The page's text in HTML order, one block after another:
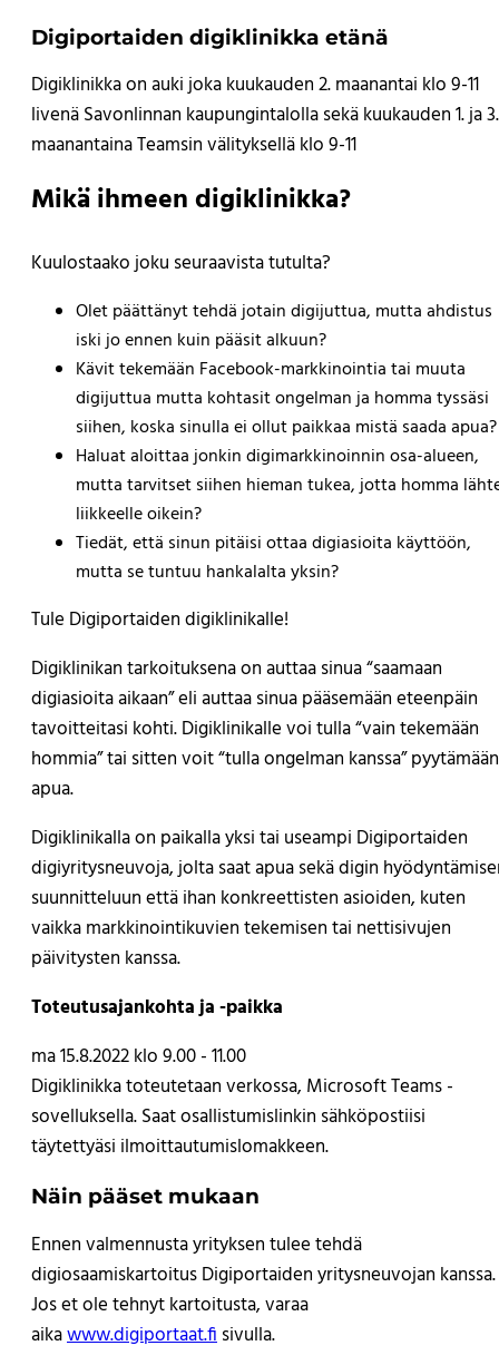
Digiportaiden digiklinikka etänä
Digiklinikka on auki joka kuukauden 2. maanantai klo 9-11
livenä Savonlinnan kaupungintalolla sekä kuukauden 1. ja 3.
maanantaina Teamsin välityksellä klo 9-11
Mikä ihmeen digiklinikka?
Kuulostaako joku seuraavista tutulta?
Olet päättänyt tehdä jotain digijuttua, mutta ahdistus
iski jo ennen kuin pääsit alkuun?
Kävit tekemään Facebook-markkinointia tai muuta
digijuttua mutta kohtasit ongelman ja homma tyssäsi
siihen, koska sinulla ei ollut paikkaa mistä saada apua?
Haluat aloittaa jonkin digimarkkinoinnin osa-alueen,
mutta tarvitset siihen hieman tukea, jotta homma
liikkeelle oikein?
Tiedät, että sinun pitäisi ottaa digiasioita käyttöön,
mutta se tuntuu hankalalta yksin?
Tule Digiportaiden digiklinikalle!
Digiklinikan tarkoituksena on auttaa sinua “saamaan
digiasioita aikaan” eli auttaa sinua pääsemään eteenpäin
tavoitteitasi kohti. Digiklinikalle voi tulla “vain tekemään
hommia” tai sitten voit “tulla ongelman kanssa” pyytämään
apua.
Digiklinikalla on paikalla yksi tai useampi Digiportaiden
digiyritysneuvoja, jolta saat apua sekä digin
suunnitteluun että ihan konkreettisten asioiden, kuten
vaikka markkinointikuvien tekemisen tai nettisivujen
päivitysten kanssa.
Toteutusajankohta ja -paikka
ma 15.8.2022 klo 9.00 - 11.00
Digiklinikka toteutetaan verkossa, Microsoft Teams -
sovelluksella. Saat osallistumislinkin sähköpostiisi
täytettyäsi ilmoittautumislomakkeen.
Näin pääset mukaan
Ennen valmennusta yrityksen tulee tehdä
digiosaamiskartoitus Digiportaiden yritysneuvojan kanssa.
Jos et ole tehnyt kartoitusta, varaa
aikawww.digiportaat.fisivulla.